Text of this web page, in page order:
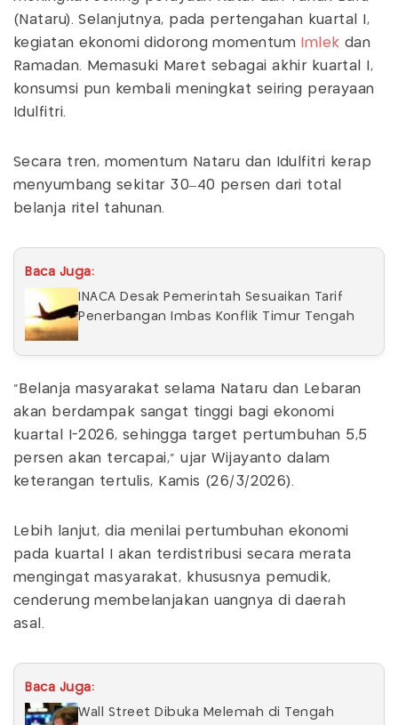
(Nataru). Selanjutnya, pada pertengahan kuartal I,
kegiatan ekonomi didorong momentum
Imlek dan
Ramadan. Memasuki Maret sebagai akhir kuartal I,
konsumsi pun kembali meningkat seiring perayaan
Idulfitri.
Secara tren, momentum Nataru dan Idulfitri kerap
menyumbang sekitar 30–40 persen dari total
belanja ritel tahunan.
Baca Juga:
INACA Desak Pemerintah Sesuaikan Tarif
Penerbangan Imbas Konflik Timur Tengah
"Belanja masyarakat selama Nataru dan Lebaran
akan berdampak sangat tinggi bagi ekonomi
kuartal I-2026, sehingga target pertumbuhan 5,5
persen akan tercapai," ujar Wijayanto dalam
keterangan tertulis, Kamis (26/3/2026).
Lebih lanjut, dia menilai pertumbuhan ekonomi
pada kuartal I akan terdistribusi secara merata
mengingat masyarakat, khususnya pemudik,
cenderung membelanjakan uangnya di daerah
asal.
Baca Juga:
Wall Street Dibuka Melemah di Tengah